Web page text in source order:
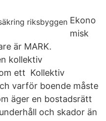
Ekono
misk
är MARK.
kollektiv
ett Kollektiv
varför boende måste
äger en bostadsrätt
och skador än